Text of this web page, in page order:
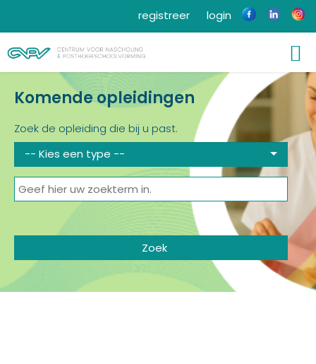
login
registreer
Komende opleidingen
Zoek de opleiding die bij u past.
-- Kies een type --